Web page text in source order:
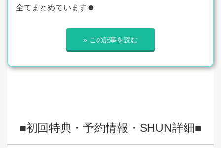
全てまとめています☻
» この記事を読む
■初回特典・予約情報・SHUN詳細■